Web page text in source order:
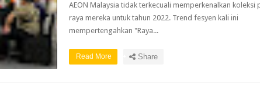
AEON Malaysia tidak terkecuali memperkenalkan koleksi
raya mereka untuk tahun 2022. Trend fesyen kali ini
mempertengahkan "Raya...
Read More Share